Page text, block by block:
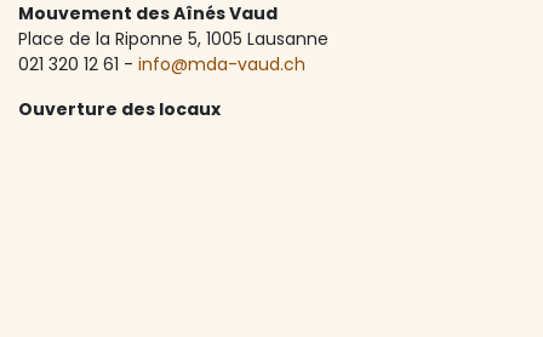
Mouvement des Aînés Vaud
Place de la Riponne 5, ​1005 Lausanne
021 320 12 61 - info@mda-vaud.ch
Ouverture des locaux